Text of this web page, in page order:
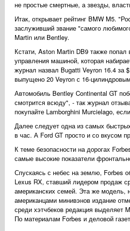
не простые смертные, а звезды,
Итак, открывает рейтинг BMW M5.
заслуживший звание "самого
Martin или Bentley.
Кстати, Aston Martin DB9 также
управления машиной, которая
журнал назвал Bugatti Veyron 16.4 за
выпущено 20 Veyron с 16-
Автомобиль Bentley Continental GT
смотрится всюду", - так журнал
покупайте Lamborghini Murcielago,
Далее следует одна из самых
в час. А Ford GT просто и со вкусом
К теме безопасности на дорогах
самые высокие показатели
Спускаясь с небес на землю, Forbes
Lexus RX, ставший лидером продаж
американских семей. Эта же модель,
американцами минивэнов издание
среди хэтчбеков редакция выделяет
По материалам Forbes и деловой